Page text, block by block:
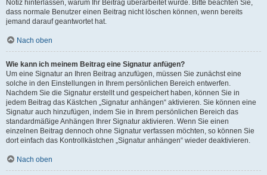
Notiz hinterlassen, warum Ihr Beitrag überarbeitet wurde. Bitte beachten Sie,
dass normale Benutzer einen Beitrag nicht löschen können, wenn bereits
jemand darauf geantwortet hat.
Nach oben
Wie kann ich meinem Beitrag eine Signatur anfügen?
Um eine Signatur an Ihren Beitrag anzufügen, müssen Sie zunächst eine
solche in den Einstellungen in Ihrem persönlichen Bereich entwerfen.
Nachdem Sie die Signatur erstellt und gespeichert haben, können Sie in
jedem Beitrag das Kästchen „Signatur anhängen“ aktivieren. Sie können eine
Signatur auch hinzufügen, indem Sie in Ihrem persönlichen Bereich das
standardmäßige Anhängen Ihrer Signatur aktivieren. Wenn Sie einen
einzelnen Beitrag dennoch ohne Signatur verfassen möchten, so können Sie
dort einfach das Kontrollkästchen „Signatur anhängen“ wieder deaktivieren.
Nach oben